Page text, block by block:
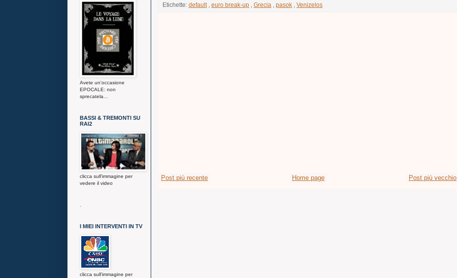
Etichette: default euro break-up Grecia pasok Venizelos
Post più recente Post più vecchio
Home page
Avete un'occasione
EPOCALE: non
sprecatela...
BASSI & TREMONTI SU
RAI2
clicca sull'immagine per
vedere il video
I MIEI INTERVENTI IN TV
clicca sull'immagine per